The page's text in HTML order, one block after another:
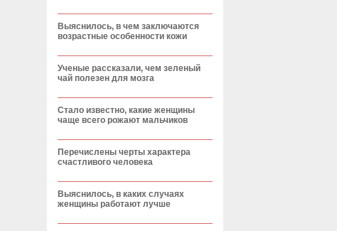
Выяснилось, в чем заключаются
возрастные особенности кожи
Ученые рассказали, чем зеленый
чай полезен для мозга
Стало известно, какие женщины
чаще всего рожают мальчиков
Перечислены черты характера
счастливого человека
Выяснилось, в каких случаях
женщины работают лучше